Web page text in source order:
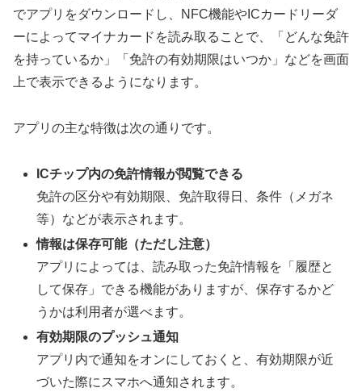
でアプリをダウンロードし、NFC機能やICカードリーダ
ーによってマイナカードを読み取ることで、「どんな免許
を持っているか」「免許の有効期限はいつか」などを画面
上で表示できるようになります。
アプリの主な特徴は次の通りです。
ICチップ内の免許情報が閲覧できる
免許の区分や有効期限、免許取得日、条件（メガネ
等）などが表示されます。
情報は保存可能（ただし注意）
アプリによっては、読み取った免許情報を「履歴と
して保存」できる機能がありますが、保存するかど
うかは利用者が選べます。
有効期限のプッシュ通知
アプリ内で通知をオンにしておくと、有効期限が近
づいた際にスマホへ通知されます。